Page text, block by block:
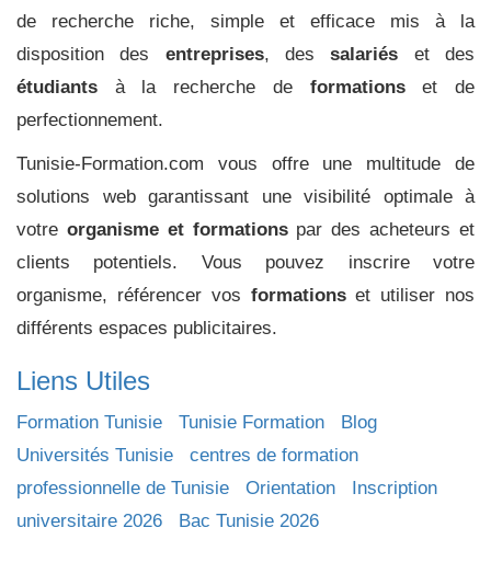
de recherche riche, simple et efficace mis à la
disposition des entreprises, dessalariés et des
étudiants à la recherche de formationset de
perfectionnement.
Tunisie-Formation.com vous offre une multitude de
solutions web garantissant une visibilité optimale à
votre organisme et formationspar des acheteurs et
clients potentiels. Vous pouvez inscrire votre
organisme, référencer vos formationset utiliser nos
différents espaces publicitaires.
Liens Utiles
Formation Tunisie Tunisie Formation
Blog
Universités Tunisie
centres de formation
professionnelle de Tunisie
Orientation
Inscription
universitaire 2026
Bac Tunisie 2026